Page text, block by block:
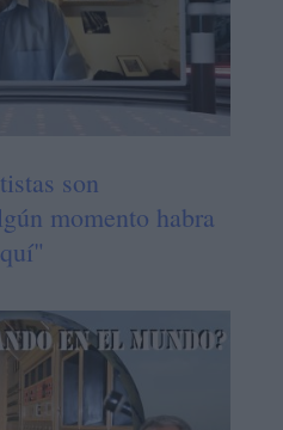
son
momento habra